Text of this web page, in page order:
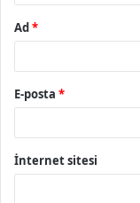
Ad*
E-posta *
İnternet sitesi